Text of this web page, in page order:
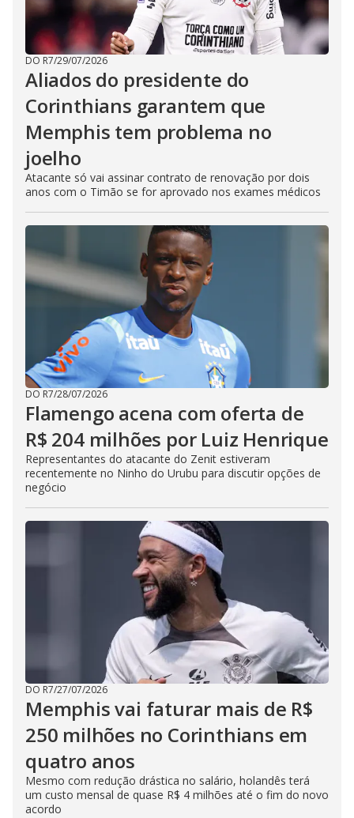
DO R7/29/07/2026
Aliados do presidente do
Corinthians garantem que
Memphis tem problema no
joelho
Atacante só vai assinar contrato de renovação por dois
anos com o Timão se for aprovado nos exames médicos
DO R7/28/07/2026
Flamengo acena com oferta de
R$ 204 milhões por Luiz Henrique
Representantes do atacante do Zenit estiveram
recentemente no Ninho do Urubu para discutir opções de
negócio
DO R7/27/07/2026
Memphis vai faturar mais de R$
250 milhões no Corinthians em
quatro anos
Mesmo com redução drástica no salário, holandês terá
um custo mensal de quase R$ 4 milhões até o fim do novo
acordo